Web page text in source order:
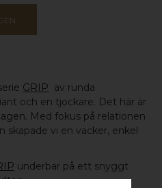
GRIP av runda
och en tjockare. Det här är
. Med fokus på relationen
skapade vi en vacker, enkel
underbar på ett snyggt